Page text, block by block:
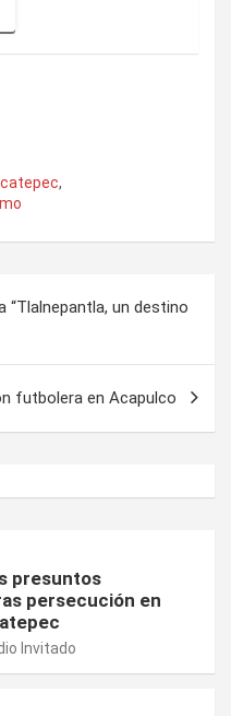
,
un destino
futbolera en Acapulco
presuntos
persecución en
Invitado